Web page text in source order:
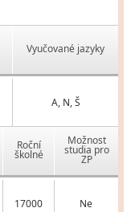
Vyučované jazyky
A, N, Š
Roční
školné
Možnost
studia pro
ZP
17000 Ne